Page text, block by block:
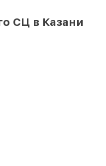
Leupold в городе
СЦ в Казани